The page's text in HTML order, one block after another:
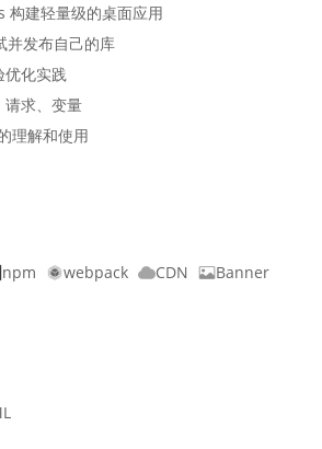
构建轻量级的桌面应用
并发布自己的库
优化实践
求、变量
理解和使用
npm webpack CDN Banner